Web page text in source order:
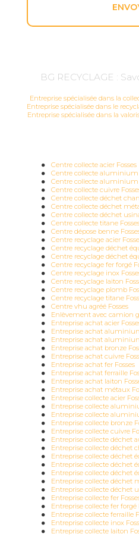
BG RECYCLAGE :
Entreprise spécialisée dans la
Entreprise spécialisée dans le
Entreprise spécialisée dans la
Centre collecte acier Fosses
Centre collecte aluminium
Centre collecte aluminium
Centre collecte cuivre
Centre collecte déchet
Centre collecte déchet
Centre collecte déchet
Centre collecte titane
Centre dépose benne
Centre recyclage acier
Centre recyclage déchet
Centre recyclage déchet
Centre recyclage fer forgé
Centre recyclage inox
Centre recyclage laiton
Centre recyclage plomb
Centre recyclage titane
Centre vhu agréé Fosses
Enlèvement avec camion
Entreprise achat acier
Entreprise achat
Entreprise achat
Entreprise achat bronze
Entreprise achat cuivre
Entreprise achat fer Fosses
Entreprise achat ferraille
Entreprise achat laiton
Entreprise achat métaux
Entreprise collecte acier
Entreprise collecte
Entreprise collecte
Entreprise collecte bronze
Entreprise collecte cuivre
Entreprise collecte déchet
Entreprise collecte déchet
Entreprise collecte déchet
Entreprise collecte déchet
Entreprise collecte déchet
Entreprise collecte déchet
Entreprise collecte déchet
Entreprise collecte fer
Entreprise collecte fer forgé
Entreprise collecte ferraille
Entreprise collecte inox
Entreprise collecte laiton